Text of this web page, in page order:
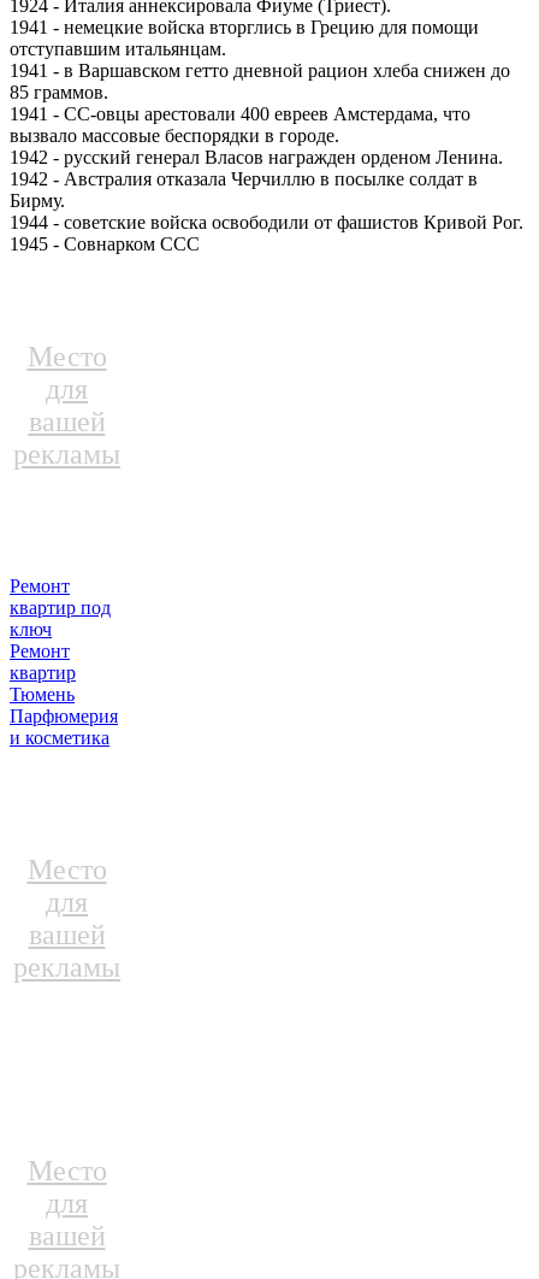
1924 - Италия аннексировала Фиуме (Триест).
1941 - немецкие войска вторглись в Грецию для помощи
отступавшим итальянцам.
1941 - в Варшавском гетто дневной рацион хлеба снижен до
85 граммов.
1941 - СС-овцы арестовали 400 евреев Амстердама, что
вызвало массовые беспорядки в городе.
1942 - русский генерал Власов награжден орденом Ленина.
1942 - Австралия отказала Черчиллю в посылке солдат в
Бирму.
1944 - советские войска освободили от фашистов Кривой Рог.
1945 - Совнарком ССС
Место
для
вашей
рекламы
Ремонт
квартир под
ключ
Ремонт
квартир
Тюмень
Парфюмерия
и косметика
Место
для
вашей
рекламы
Место
для
вашей
рекламы